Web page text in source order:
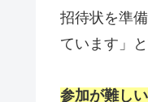
招待状を準
ています」
参加が難し